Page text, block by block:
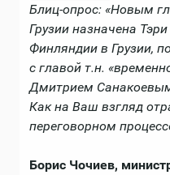
Блиц-опрос: «Новым
Грузии назначена
Финляндии в Грузии,
с главой т.н.
Дмитрием
Как на Ваш взгляд
переговорном
Борис Чочиев,